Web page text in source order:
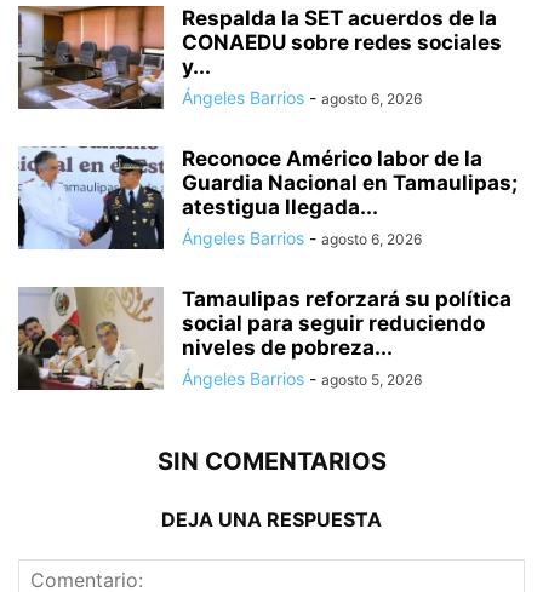
Respalda la SET acuerdos de la
CONAEDU sobre redes sociales
y...
Ángeles Barrios - agosto 6, 2026
Reconoce Américo labor de la
Guardia Nacional en Tamaulipas;
atestigua llegada...
Ángeles Barrios - agosto 6, 2026
Tamaulipas reforzará su política
social para seguir reduciendo
niveles de pobreza...
Ángeles Barrios - agosto 5, 2026
SIN COMENTARIOS
DEJA UNA RESPUESTA